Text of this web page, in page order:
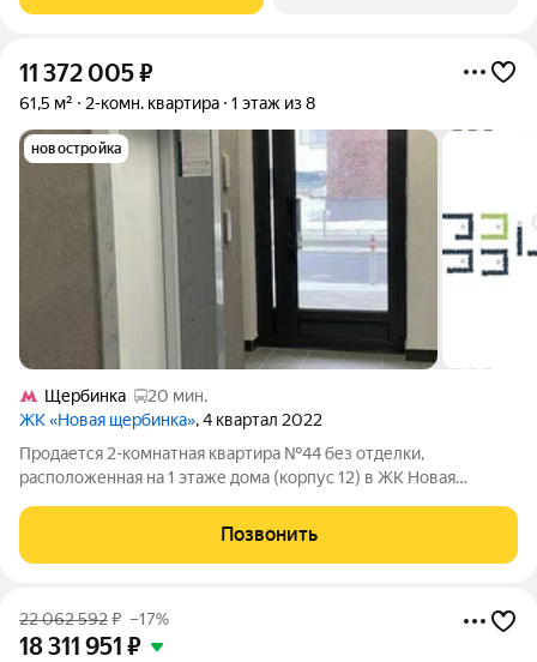
11 372 005₽
61,5 м² 2-комн. квартира 1 этаж из 8
новостройка
Щербинка
20 мин.
ЖК «Новая щербинка», 4 квартал 2022
Продается 2-комнатная квартира №44 без отделки,
расположенная на 1 этаже дома (корпус 12) в ЖК Новая
СКИДКИ ДО 10%. Эксклюзивный дом комфорт-
класса.Окруженный лесным массивом, миниатюрный корпус с
Позвонить
22 062 592₽ –17%
18 311 951 ₽